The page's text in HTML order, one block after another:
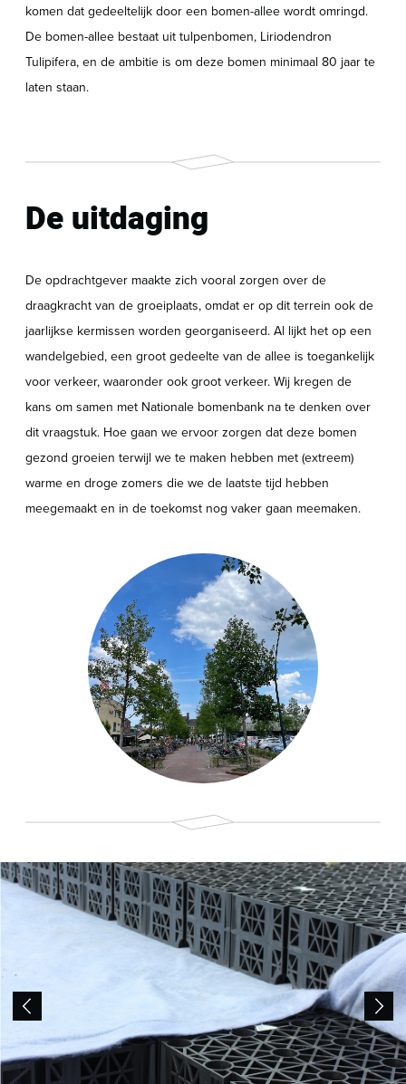
komen dat gedeeltelijk door een bomen-allee wordt omringd.
De bomen-allee bestaat uit tulpenbomen, Liriodendron
Tulipifera, en de ambitie is om deze bomen minimaal 80 jaar te
laten staan.
De uitdaging
De opdrachtgever maakte zich vooral zorgen over de
draagkracht van de groeiplaats, omdat er op dit terrein ook de
jaarlijkse kermissen worden georganiseerd. Al lijkt het op een
wandelgebied, een groot gedeelte van de allee is toegankelijk
voor verkeer, waaronder ook groot verkeer. Wij kregen de
kans om samen met Nationale bomenbank na te denken over
dit vraagstuk. Hoe gaan we ervoor zorgen dat deze bomen
gezond groeien terwijl we te maken hebben met (extreem)
warme en droge zomers die we de laatste tijd hebben
meegemaakt en in de toekomst nog vaker gaan meemaken.